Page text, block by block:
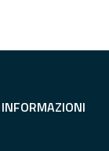
INFORMAZIONI